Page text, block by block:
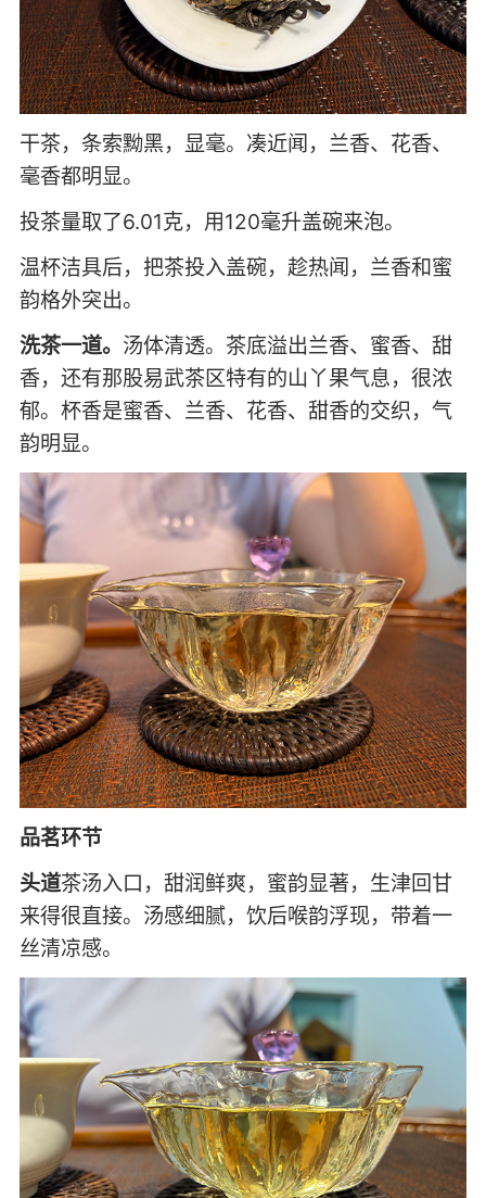
干茶，条索黝黑，显毫。凑近闻，兰香、花香、
毫香都明显。
投茶量取了6.01克，用120毫升盖碗来泡。
温杯洁具后，把茶投入盖碗，趁热闻，兰香和蜜
韵格外突出。
洗茶一道。 汤体清透。茶底溢出兰香、蜜香、甜
香，还有那股易武茶区特有的山丫果气息，很浓
郁。杯香是蜜香、兰香、花香、甜香的交织，气
韵明显。
品茗环节
头道茶汤入口，甜润鲜爽，蜜韵显著，生津回甘
来得很直接。汤感细腻，饮后喉韵浮现，带着一
丝清凉感。